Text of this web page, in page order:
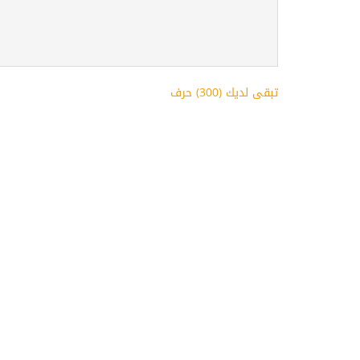
تبقى لديك (300) حرف